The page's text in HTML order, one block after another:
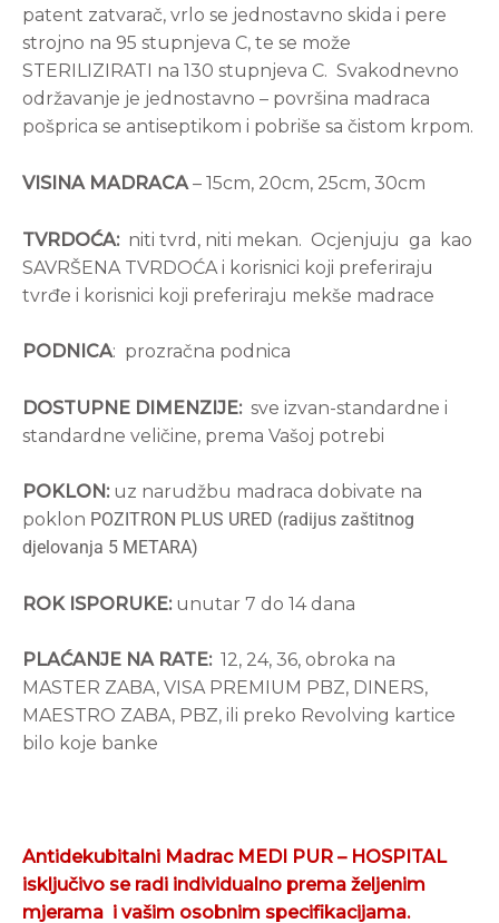
patent zatvarač, vrlo se jednostavno skida i pere
strojno na 95 stupnjeva C, te se može
STERILIZIRATI na 130 stupnjeva C. Svakodnevno
održavanje je jednostavno – površina madraca
pošprica se antiseptikom i pobriše sa čistom krpom.
VISINA MADRACA– 15cm, 20cm, 25cm, 30cm
TVRDOĆA:niti tvrd, niti mekan. Ocjenjuju ga kao
SAVRŠENA TVRDOĆA i korisnici koji preferiraju
tvrđe i korisnici koji preferiraju mekše madrace
PODNICA: prozračna podnica
DOSTUPNE DIMENZIJE:sve izvan-standardne i
standardne veličine, prema Vašoj potrebi
POKLON:uz narudžbu madraca dobivate na
poklon POZITRON PLUS URED (radijus zaštitnog
djelovanja 5 METARA)
ROK ISPORUKE:unutar 7 do 14 dana
PLAĆANJE NA RATE: 12, 24, 36, obroka na
MASTER ZABA, VISA PREMIUM PBZ, DINERS,
MAESTRO ZABA, PBZ, ili preko Revolving kartice
bilo koje banke
Antidekubitalni Madrac MEDI PUR – HOSPITAL
isključivo se radi individualno prema željenim
mjerama i vašim osobnim specifikacijama.